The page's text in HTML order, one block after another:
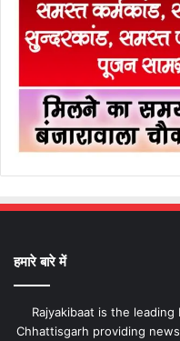
हमारे बारे में
Rajyakibaat is the
Chhattisgarh providing